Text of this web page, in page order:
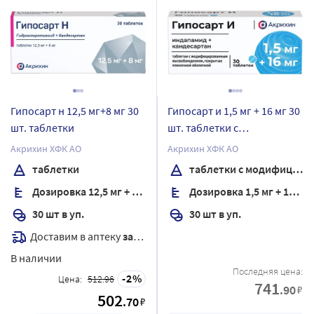
Гипосарт н 12,5 мг+8 мг 30
шт. таблетки
Акрихин ХФК АО
таблетки
Дозировка 12,5 мг + 8 мг
30 шт в уп.
Доставим в аптекузавтра
В наличии
Цена: 512.96 2
502.70₽
Гипосарт и 1,5 мг + 16 мг 30
шт. таблетки с
модифицированным
высвобождением,
покрытые пленочной
оболочкой
Акрихин ХФК АО
таблетки с модифицированным высвобождением, покрытые пленочной оболочкой
Дозировка 1,5 мг + 16 мг
30 шт в уп.
Последняя цена:
741.90₽